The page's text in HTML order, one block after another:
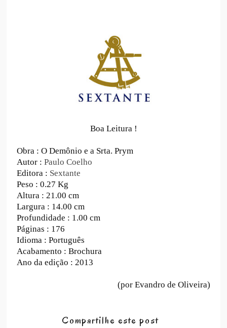
Boa Leitura !
Obra : O Demônio e a Srta. Prym
Autor : Paulo Coelho
Editora : Sextante
Peso : 0.27 Kg
Altura : 21.00 cm
Largura : 14.00 cm
Profundidade : 1.00 cm
Páginas : 1 76
Idioma : Português
Acabamento : Brochura
Ano da edição : 2013
(por Evandro de Oliveira)
Compartilhe este post